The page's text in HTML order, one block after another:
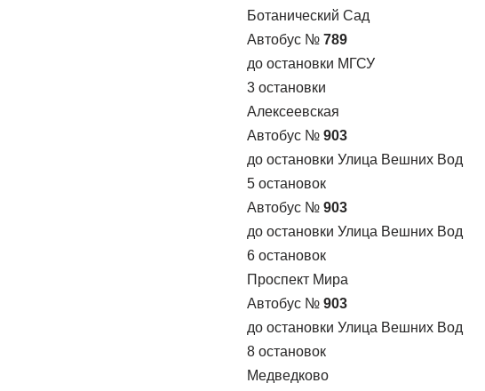
Ботанический Сад
Автобус № 789
до остановки МГСУ
3 остановки
Алексеевская
Автобус № 903
до остановки Улица Вешних Вод
5 остановок
Автобус № 903
до остановки Улица Вешних Вод
6 остановок
Проспект Мира
Автобус № 903
до остановки Улица Вешних Вод
8 остановок
Медведково